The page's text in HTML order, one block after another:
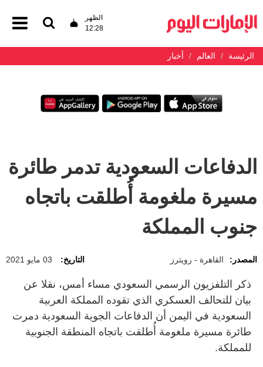
الظهر
12:28
الرئيسة العالم أخبار
الدفاعات السعودية تدمر طائرة
مسيرة ملغومة أُطلقت باتجاه
جنوب المملكة
المصدر: القاهرة - رويترز التاريخ: 03 مايو 2021
ذكر التلفزيون الرسمي السعودي مساء أمس، نقلا عن
بيان للتحالف العسكري الذي تقوده المملكة العربية
السعودية في اليمن أن الدفاعات الجوية السعودية دمرت
طائرة مسيرة ملغومة أُطلقت باتجاه المنطقة الجنوبية
للمملكة.